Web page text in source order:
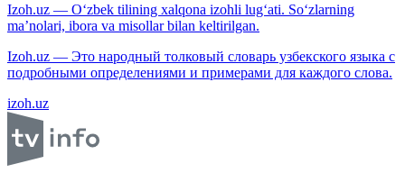
Izoh.uz — O‘zbek tilining xalqona izohli lug‘ati. So‘zlarning
ma’nolari, ibora va misollar bilan keltirilgan.
Izoh.uz — Это народный толковый словарь узбекского языка с
подробными определениями и примерами для каждого слова.
izoh.uz